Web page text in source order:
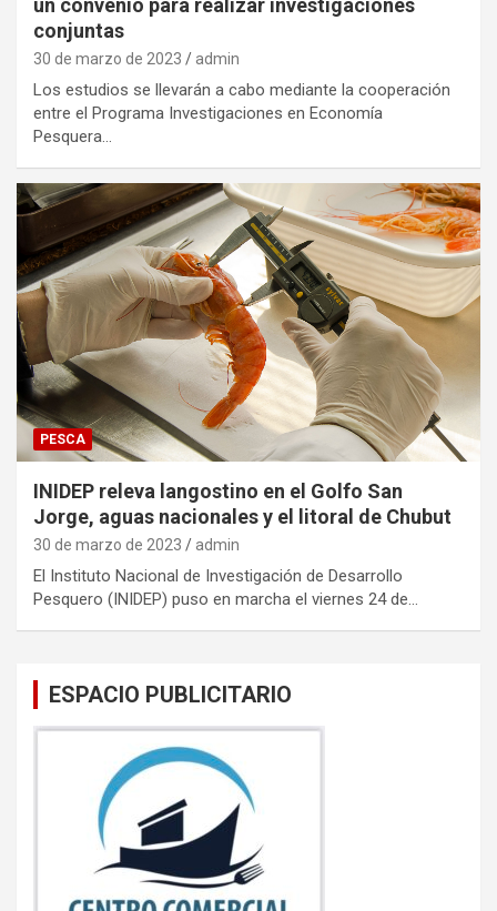
un convenio para realizar investigaciones
conjuntas
30 de marzo de 2023 admin
Los estudios se llevarán a cabo mediante la cooperación
entre el Programa Investigaciones en Economía
Pesquera…
PESCA
INIDEP releva langostino en el Golfo San
Jorge, aguas nacionales y el litoral de Chubut
30 de marzo de 2023 admin
El Instituto Nacional de Investigación de Desarrollo
Pesquero (INIDEP) puso en marcha el viernes 24 de…
ESPACIO PUBLICITARIO